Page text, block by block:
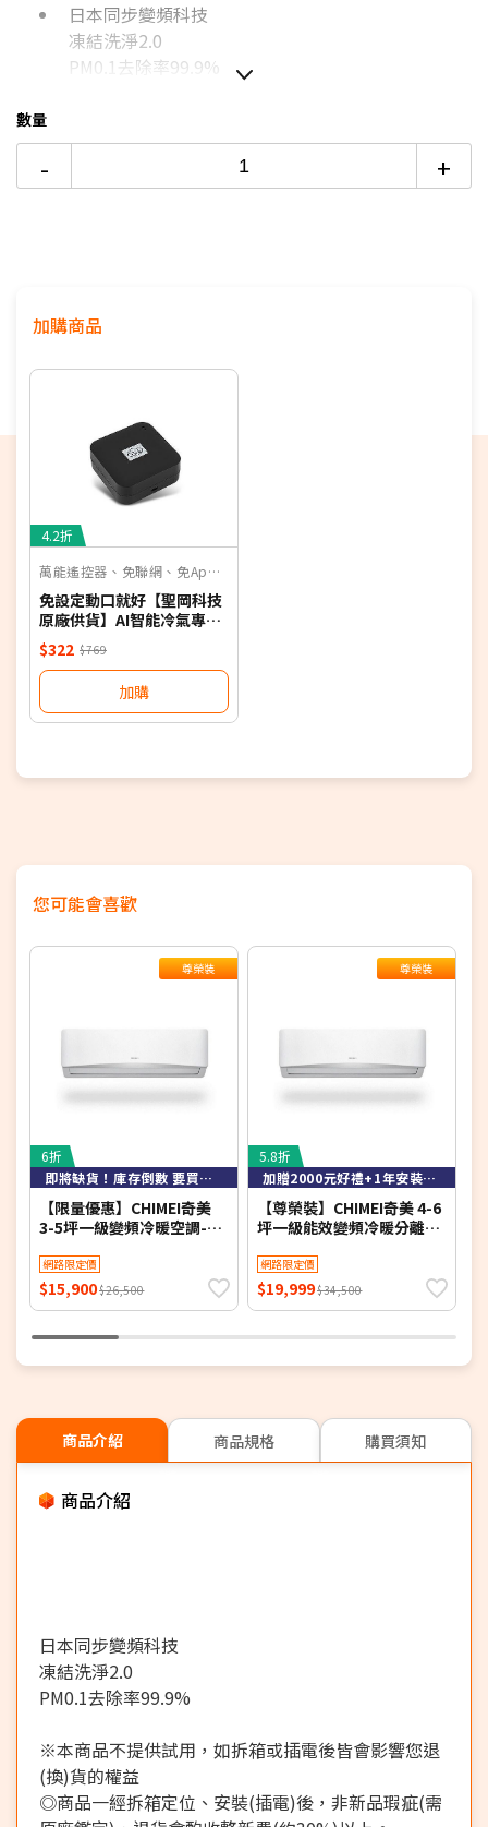
12期
24期
熱銷冷氣機推薦→點我看達人教你買
冷氣挑選教學→點我看達人教你買
日本同步變頻科技
凍結洗淨2.0
PM0.1去除率99.9%
如無電梯，2樓(含)以上，現場收取樓層搬運費50-
配送時間以物流聯絡約定的時間為準
期，以訂單順序陸續出貨，如遇原廠供貨延遲，將會
偏遠地區及外島不送！
若您同意以上約定事項再行下單，謝謝。
優惠價格，恕不參加原廠贈品活動。(回函贈除外)
保固依原廠公告為主，加贈安裝保固一年。
數量
- +
加購商品
4.2折
萬能遙控器、免聯網、免App、聲控
免設定動口就好【聖岡科技
原廠供貨】AI智能冷氣專用
語音遙控器 保固一年 適用對
應廠牌 NB
$322 $769
加購
您可能會喜歡
尊榮裝
6折
即將缺貨！庫存倒數 要買要快！
【限量優惠】CHIMEI奇美
3-5坪一級變頻冷暖空調-星
S29HG1 【含基本安裝+舊
機回收】【加贈2000元好禮
+1年安裝保固】
網路限定價
$15,900$26,500
尊榮裝
5.8折
加贈2000元好禮+1年安裝保固
【尊榮裝】CHIMEI奇美 4-6
坪一級能效變頻冷暖分離式
S37HG1-1/RC-
S37HG1【含基本安裝+舊機
回收】【加贈2000元好禮
網路限定價
$19,999$34,500
商品介紹 商品規格 購買須知
商品介紹
日本同步變頻科技
凍結洗淨2.0
PM0.1去除率99.9%
※本商品不提供試用，如拆箱或插電後皆會影響您退
(換)貨的權益
◎商品一經拆箱定位、安裝(插電)後，非新品瑕疵(需